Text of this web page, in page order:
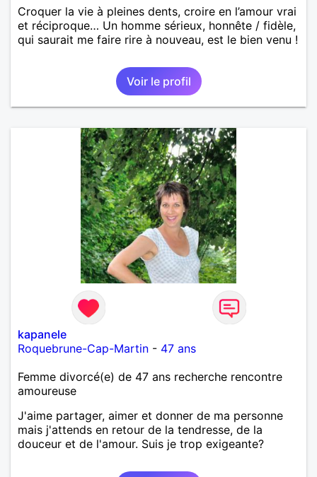
Croquer la vie à pleines dents, croire en l’amour vrai
et réciproque… Un homme sérieux, honnête / fidèle,
qui saurait me faire rire à nouveau, est le bien venu !
Voir le profil
kapanele
Roquebrune-Cap-Martin - 47 ans
Femme divorcé(e) de 47 ans recherche rencontre
amoureuse
J'aime partager, aimer et donner de ma personne
mais j'attends en retour de la tendresse, de la
douceur et de l'amour. Suis je trop exigeante?